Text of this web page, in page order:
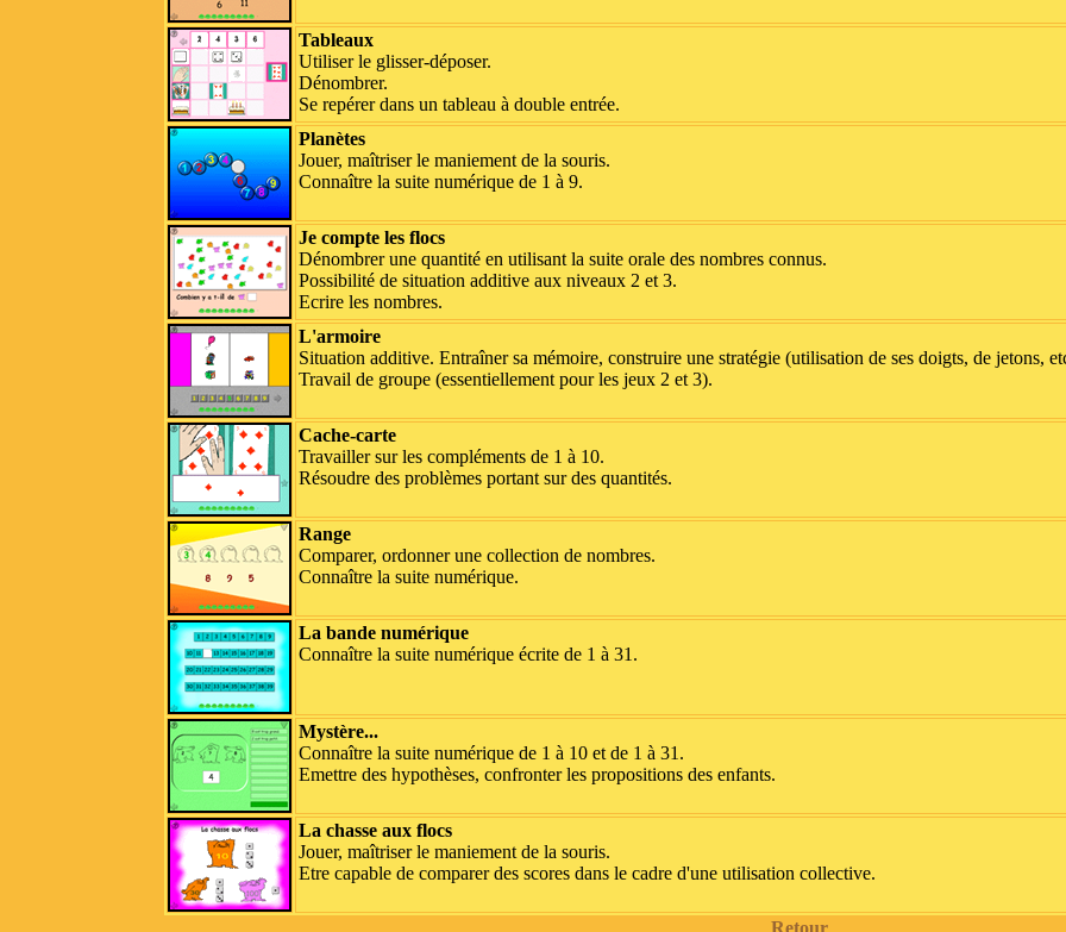
Tableaux
Utiliser le glisser-déposer.
Dénombrer.
Se repérer dans un tableau à double entrée.
Planètes
Jouer, maîtriser le maniement de la souris.
Connaître la suite numérique de 1 à 9.
Je compte les flocs
Dénombrer une quantité en utilisant la suite orale des nombres connus.
Possibilité de situation additive aux niveaux 2 et 3.
Ecrire les nombres.
L'armoire
Situation additive. Entraîner sa mémoire, construire une stratégie (utilisation de ses doigts, de jetons,
Travail de groupe (essentiellement pour les jeux 2 et 3).
Cache-carte
Travailler sur les compléments de 1 à 10.
Résoudre des problèmes portant sur des quantités.
Range
Comparer, ordonner une collection de nombres.
Connaître la suite numérique.
La bande numérique
Connaître la suite numérique écrite de 1 à 31.
Mystère...
Connaître la suite numérique de 1 à 10 et de 1 à 31.
Emettre des hypothèses, confronter les propositions des enfants.
La chasse aux flocs
Jouer, maîtriser le maniement de la souris.
Etre capable de comparer des scores dans le cadre d'une utilisation collective.
Retour